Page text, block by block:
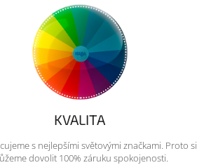
KVALITA
s nejlepšími světovými značkami. Proto si
dovolit 100% záruku spokojenosti.